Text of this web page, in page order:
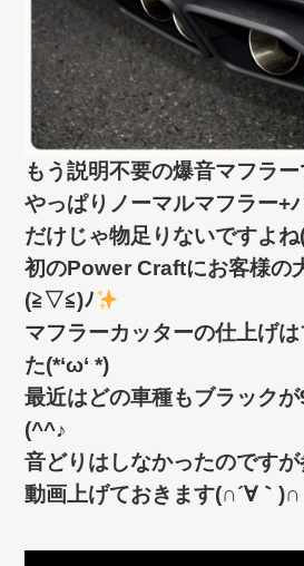
やっぱりノーマルマフラー+
だけじゃ物足りないですよ
初のPower Craftにお客様の
(≧▽≦)ﾉ
マフラーカッターの仕上げ
た(*‘ω‘ *)
最近はどの車種もブラック
(^^♪
音どりはしなかったのです
動画上げておきます(∩´∀｀)∩